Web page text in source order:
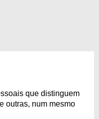
que distinguem
outras, num mesmo